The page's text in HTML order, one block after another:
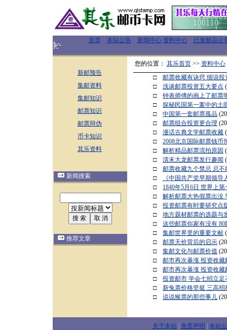
首页 本站公告 新闻中心 资料中心 已发邮品公
新邮预告
集邮资料
集邮知识
邮票知识
邮票辩伪
币卡知识
其乐资料
新闻搜索
推荐文章
您的位置： 其乐首页>> 资料中心
□ 邮票收藏有诀窍 细说
□ 浅谈邮票投资五大要点
□ 钟表师傅的画上了邮票
□ 探秘民国第一案中的土
□ 中国第一套邮票孤品
□ 邮票组合投资更合理
□ 漫话古典文学邮票收藏
□ 2008北京国际邮票钱
□ 解析精品邮票流拍原因
□ 清末大龙邮票发行趣闻
□ 邮票收藏九个禁忌 忌
□
《中国共产党早期领
□ 1840年5月6日 世界上
□ 解析邮票大热假票出没
□ 投资邮票有时要研究点
□ 地方题材邮票的选题与
□ 这些邮票你家有没有
□ 集邮世界里的重要文献
□ 邮票天价背后的启示
□ 集邮文化与邮票价值
□ 邮市再次暴涨 投资收
□ 邮市再次暴涨 投资收
□ 投资邮市 学会七招立足
□ 新兔票价格坚挺 三高
□ 说说猴票的那些事儿
关于本站 免责声明 本站